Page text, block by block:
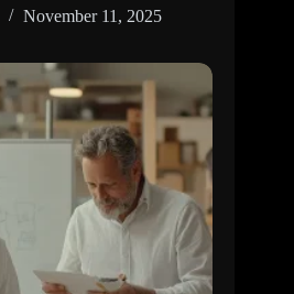
November 11, 2025